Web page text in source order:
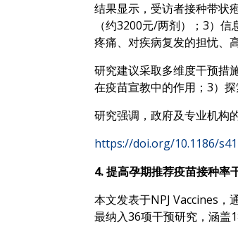
结果显示，受访者接种带状
（约3200元/两剂）；3）
疼痛、对疾病复发的担忧、
研究建议采取多维度干预措
在疫苗宣教中的作用；3）
研究强调，政府及专业机构
https://doi.org/10.1186/
4. 提高孕期推荐疫苗接种率
本文发表于NPJ Vaccines，
最纳入36项干预研究，涵盖